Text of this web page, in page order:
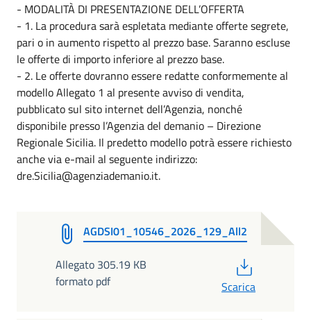
- MODALITÀ DI PRESENTAZIONE DELL’OFFERTA
- 1. La procedura sarà espletata mediante offerte segrete,
pari o in aumento rispetto al prezzo base. Saranno escluse
le offerte di importo inferiore al prezzo base.
- 2. Le offerte dovranno essere redatte conformemente al
modello Allegato 1 al presente avviso di vendita,
pubblicato sul sito internet dell’Agenzia, nonché
disponibile presso l’Agenzia del demanio – Direzione
Regionale Sicilia. Il predetto modello potrà essere richiesto
anche via e-mail al seguente indirizzo:
dre.Sicilia@agenziademanio.it.
AGDSI01_10546_2026_129_All2
Allegato 305.19 KB
formato pdf
Scarica